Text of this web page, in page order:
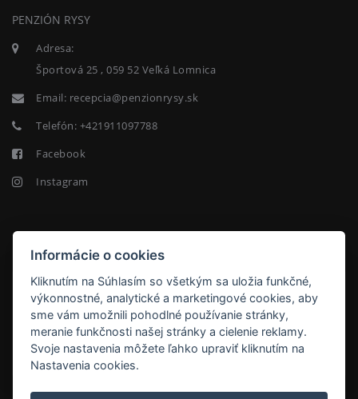
PENZIÓN RYSY
Adresa:
Športová 25 , 059 52 Veľká Lomnica
Email: recepcia@penzionrysy.sk
Telefón: +421911097788
Facebook
Instagram
NEWSLETTER
ODOBERAŤ
Informácie o cookies
Kliknutím na Súhlasím so všetkým sa uložia funkčné,
výkonnostné, analytické a marketingové cookies, aby
sme vám umožnili pohodlné používanie stránky,
meranie funkčnosti našej stránky a cielenie reklamy.
Svoje nastavenia môžete ľahko upraviť kliknutím na
Nastavenia cookies.